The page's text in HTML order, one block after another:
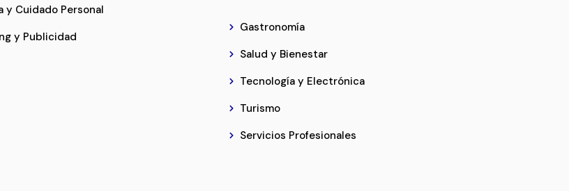
y Cuidado Personal
y Publicidad
Gastronomía
Salud y Bienestar
Tecnología y Electrónica
Turismo
Servicios Profesionales